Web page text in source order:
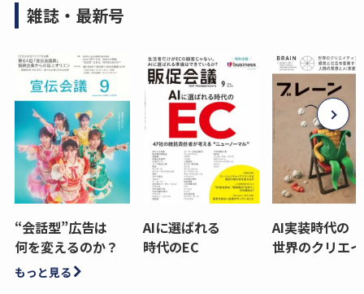
雑誌・最新号
“会話型”広告は
何を変えるのか？
AIに選ばれる
時代のEC
AI実装時代の
世界のクリエ
もっと見る